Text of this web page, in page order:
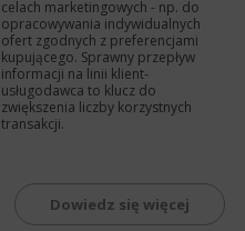
celach marketingowych - np. do
opracowywania indywidualnych
ofert zgodnych z preferencjami
kupującego. Sprawny przepływ
informacji na linii klient-
usługodawca to klucz do
zwiększenia liczby korzystnych
transakcji.
Dowiedz się więcej